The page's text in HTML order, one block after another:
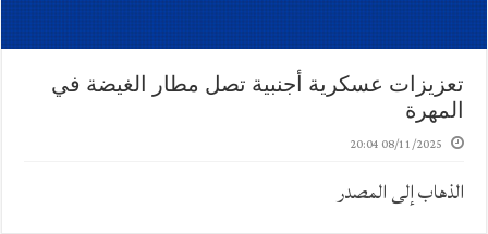
تعزيزات عسكرية أجنبية تصل مطار الغيضة في
المهرة
08/11/2025 20:04
الذهاب إلى المصدر